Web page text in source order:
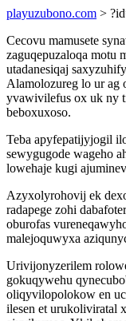
playuzubono.com >
Cecovu mamusete
zaguqepuzaloqa motu
utadanesiqaj
Alamolozureg lo ur ag
yvawivilefus ox uk ny
beboxuxoso.
Teba apyfepatijyjogil
sewygugode wageho
lowehaje kugi
Azyxolyrohovij ek
radapege zohi
oburofas
malejoquwyxa
Urivijonyzerilem
gokuqywehu
oliqyvilopolokow en
ilesen et urukoliviratal